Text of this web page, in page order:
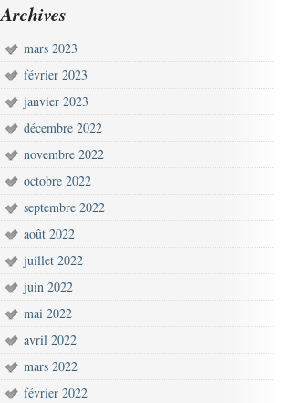
Archives
mars 2023
février 2023
janvier 2023
décembre 2022
novembre 2022
octobre 2022
septembre 2022
août 2022
juillet 2022
juin 2022
mai 2022
avril 2022
mars 2022
février 2022